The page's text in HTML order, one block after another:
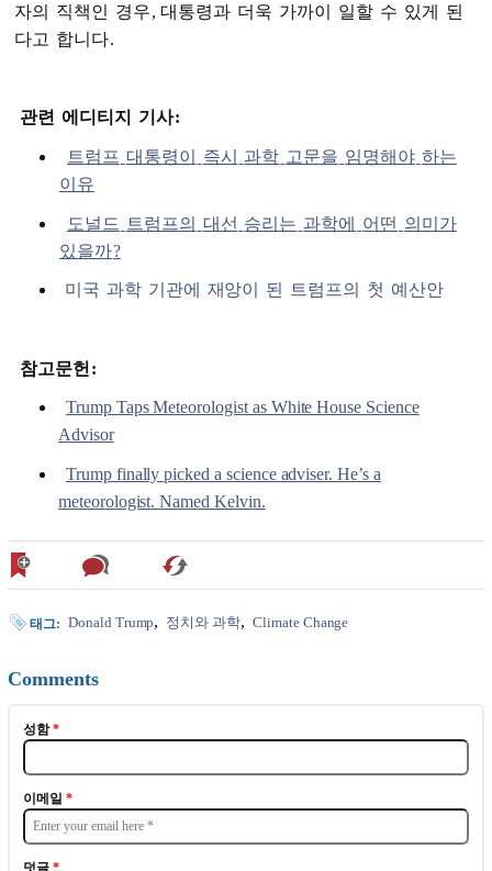
자의
직책인 경우, 대통령과 더욱 가까이 일할 수 있게
된
다고 합니다.
관련 에디티지 기사:
트럼프 대통령이 즉시 과학 고문을 임명해야 하는
이유
도널드 트럼프의 대선 승리는 과학에 어떤 의미가
있을까?
미국 과학 기관에 재앙이 된 트럼프의 첫 예산안
참고문헌 :
Trump Taps Meteorologist as White House Science
Advisor
Trump finally picked a science adviser. He’s a
meteorologist. Named Kelvin.
태그: Donald Trump 정치와 과학 Climate Change
Comments
성함*
이메일 *
덧글 *